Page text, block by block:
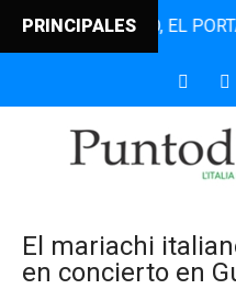
PRINCIPALESEL PORTAL
El mariachi
en concierto en